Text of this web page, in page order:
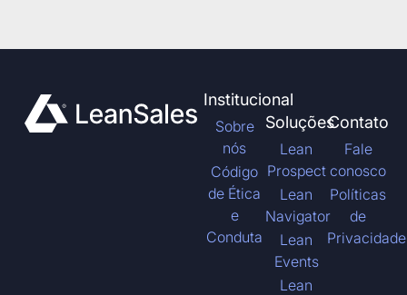
Institucional
Sobre
nós
Código
de Ética
e
Conduta
Soluções
Lean
Prospect
Lean
Navigator
Lean
Events
Lean
Contato
Fale
conosco
Políticas
de
Privacidade